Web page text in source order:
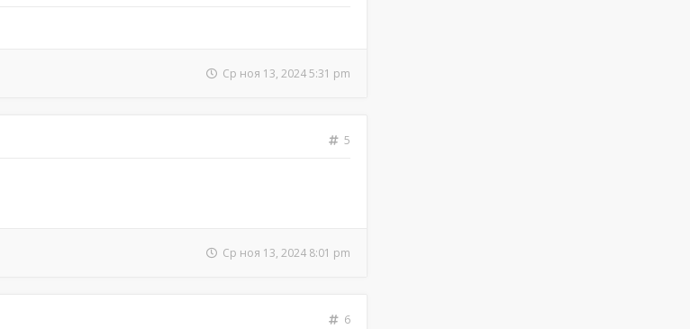
Ср ноя 13, 2024 5:31 pm
5
Ср ноя 13, 2024 8:01 pm
6